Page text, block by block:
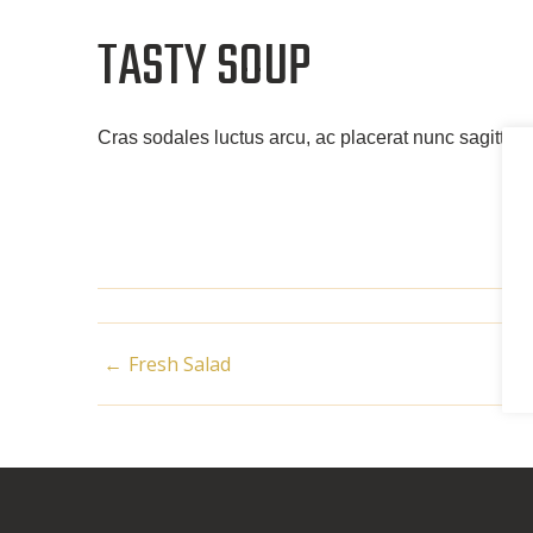
TASTY SOUP
Cras soda­les luc­tus arcu, ac pla­ce­rat nunc sagit­tis
Fresh Salad